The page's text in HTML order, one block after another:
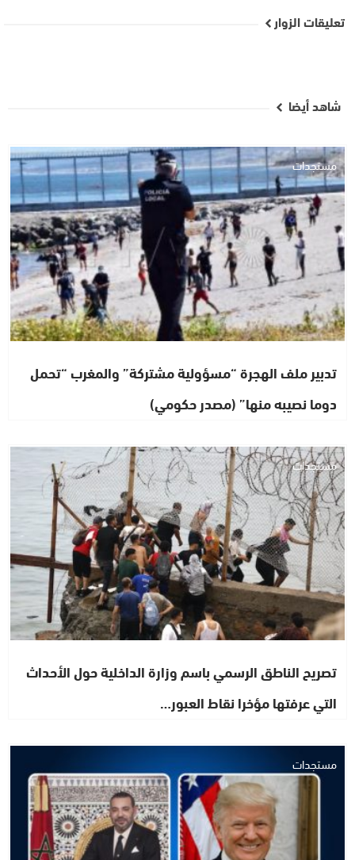
تعليقات الزوار
شاهد أيضا
مستجدات
تدبير ملف الهجرة “مسؤولية مشتركة” والمغرب “تحمل
دوما نصيبه منها” (مصدر حكومي)
مستجدات
تصريح الناطق الرسمي باسم وزارة الداخلية حول الأحداث
التي عرفتها مؤخرا نقاط العبور…
مستجدات